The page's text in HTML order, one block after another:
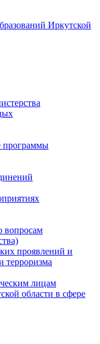
Иркутской
программы
вопросам
проявлений и
терроризма
лицам
области в сфере